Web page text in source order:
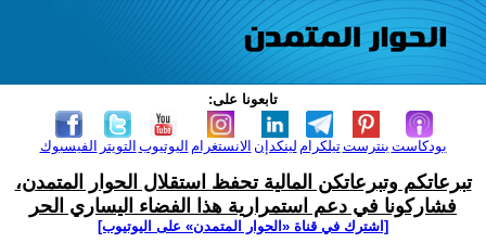
تابعونا على:
الفيسبوك التويتر اليوتيوب الانستغرام لينكدإن تيلكرامبنترست بودكاست
تبرعاتكم وتبرعاتكن المالية تحفظ استقلال الحوار المتمدن،
فشاركونا في دعم استمرارية هذا الفضاء اليساري الحر
[اشترك في قناة ‫«الحوار المتمدن» على اليوتيوب]